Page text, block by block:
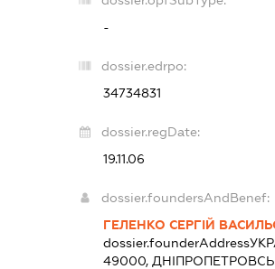
-
dossier.edrpo:
34734831
dossier.regDate:
19.11.06
dossier.foundersAndBenef:
ГЕЛЕНКО СЕРГІЙ
dossier.founderAddress
49000,